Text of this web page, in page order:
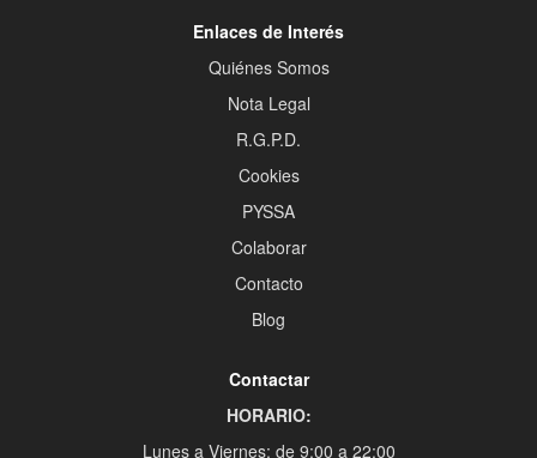
Enlaces de Interés
Quiénes Somos
Nota Legal
R.G.P.D.
Cookies
PYSSA
Colaborar
Contacto
Blog
Contactar
HORARIO:
Lunes a Viernes: de 9:00 a 22:00